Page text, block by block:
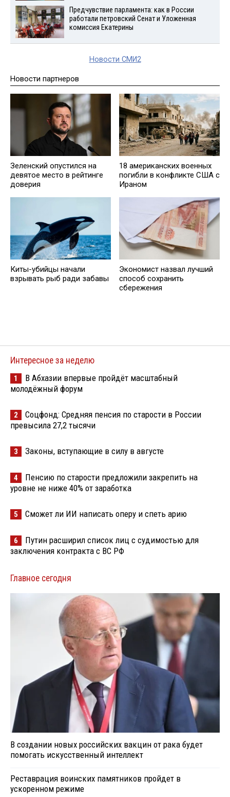
Предчувствие парламента: как в России
работали петровский Сенат и Уложенная
комиссия Екатерины
Новости СМИ2
Новости партнеров
Зеленский опустился на
девятое место в рейтинге
доверия
18 американских военных
погибли в конфликте США с
Ираном
Киты-убийцы начали
взрывать рыб ради забавы
Экономист назвал лучший
способ сохранить
сбережения
Интересное за неделю
1
В Абхазии впервые пройдёт масштабный
молодёжный форум
2
Соцфонд: Средняя пенсия по старости в России
превысила 27,2 тысячи
3 Законы, вступающие в силу в августе
4
Пенсию по старости предложили закрепить на
уровне не ниже 40% от заработка
5 Сможет ли ИИ написать оперу и спеть арию
6
Путин расширил список лиц с судимостью для
заключения контракта с ВС РФ
Главное сегодня
В создании новых российских вакцин от рака будет
помогать искусственный интеллект
Реставрация воинских памятников пройдет в
ускоренном режиме